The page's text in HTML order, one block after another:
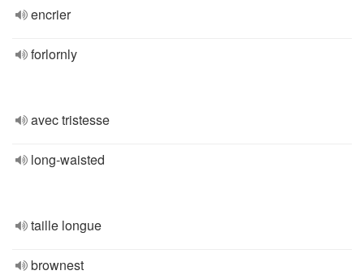
encrier
forlornly
avec tristesse
long-waisted
taille longue
brownest